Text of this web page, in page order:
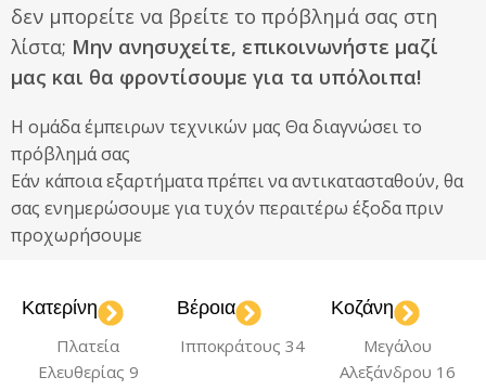
δεν μπορείτε να βρείτε το πρόβλημά σας στη
λίστα; Μην ανησυχείτε, επικοινωνήστε μαζί
μας και θα φροντίσουμε για τα υπόλοιπα!
Η ομάδα έμπειρων τεχνικών μας Θα διαγνώσει το
πρόβλημά σας
Εάν κάποια εξαρτήματα πρέπει να αντικατασταθούν, θα
σας ενημερώσουμε για τυχόν περαιτέρω έξοδα πριν
προχωρήσουμε
Κατερίνη
Πλατεία
Ελευθερίας 9
Βέροια
Ιπποκράτους 34
Κοζάνη
Μεγάλου
Αλεξάνδρου 16